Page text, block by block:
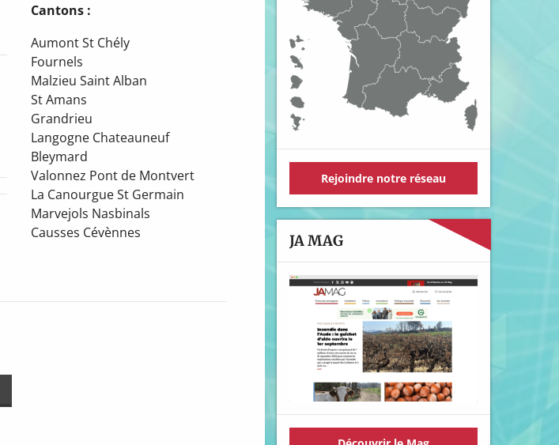
Cantons :
Aumont St Chély
Fournels
Malzieu Saint Alban
St Amans
Grandrieu
Langogne Chateauneuf
Bleymard
Valonnez Pont de Montvert
La Canourgue St Germain
Marvejols Nasbinals
Causses Cévènnes
Rejoindre notre réseau
JA MAG